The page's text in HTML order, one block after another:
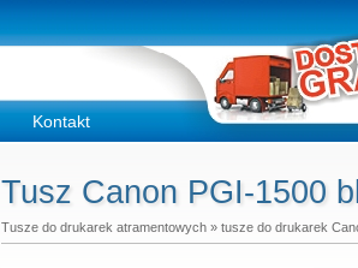
Kontakt
Tusz Canon PGI-1500
Tusze do drukarek atramentowych » tusze do drukarek